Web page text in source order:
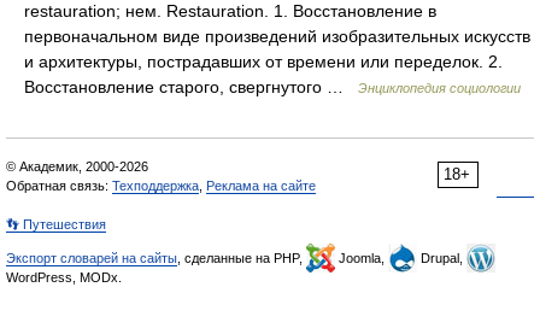
restauration; нем. Restauration. 1. Восстановление в
первоначальном виде произведений изобразительных искусств
и архитектуры, пострадавших от времени или переделок. 2.
Восстановление старого, свергнутого …
Энциклопедия социологии
18+
© Академик, 2000-2026
Обратная связь: Техподдержка Реклама на сайте
👣 Путешествия
Экспорт словарей на сайты , сделанные на PHP, Joomla,
Drupal,
WordPress, MODx.